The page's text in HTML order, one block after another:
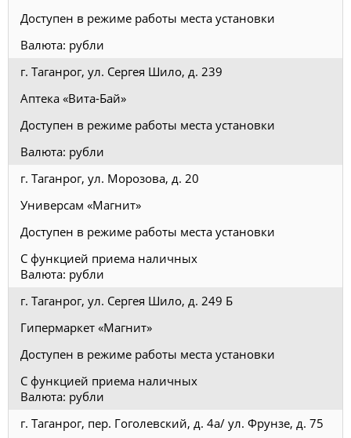
Доступен в режиме работы места установки
Валюта: рубли
г. Таганрог, ул. Сергея Шило, д. 239
Аптека «Вита-Бай»
Доступен в режиме работы места установки
Валюта: рубли
г. Таганрог, ул. Морозова, д. 20
Универсам «Магнит»
Доступен в режиме работы места установки
С функцией приема наличных
Валюта: рубли
г. Таганрог, ул. Сергея Шило, д. 249 Б
Гипермаркет «Магнит»
Доступен в режиме работы места установки
С функцией приема наличных
Валюта: рубли
г. Таганрог, пер. Гоголевский, д. 4а/ ул. Фрунзе, д. 75